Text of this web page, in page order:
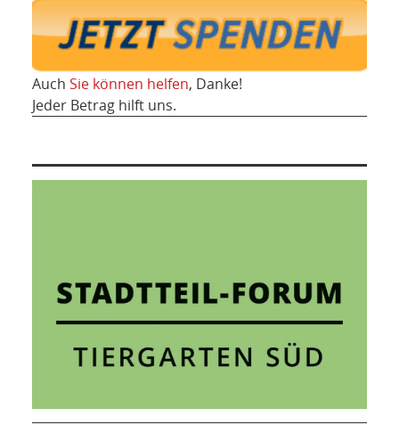
Auch Sie können helfen, Danke!
Jeder Betrag hilft uns.